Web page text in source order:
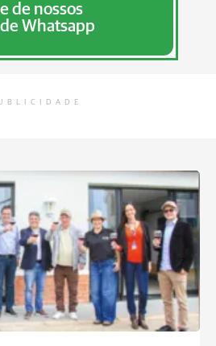
de nossos
Whatsapp